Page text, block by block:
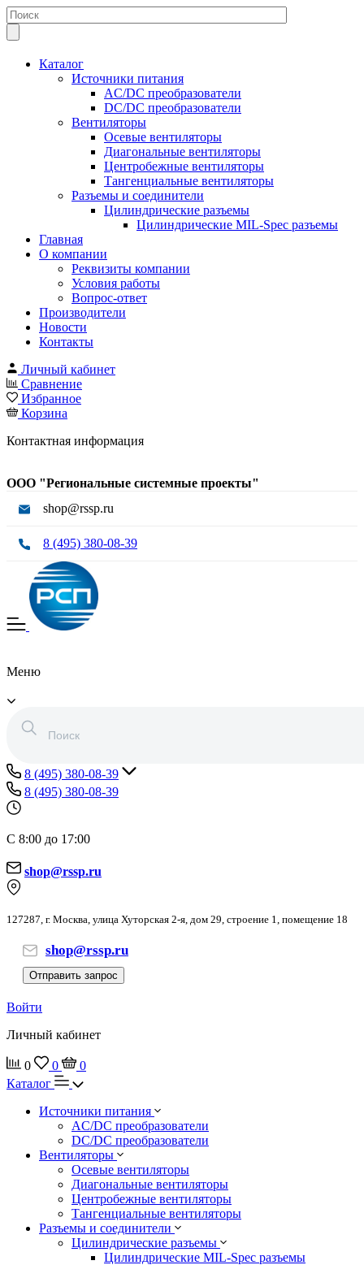
Каталог
Источники питания
AC/DC преобразователи
DC/DC преобразователи
Вентиляторы
Осевые вентиляторы
Диагональные вентиляторы
Центробежные вентиляторы
Тангенциальные вентиляторы
Разъемы и соединители
Цилиндрические разъемы
Цилиндрические MIL-Spec разъемы
Главная
О компании
Реквизиты компании
Условия работы
Вопрос-ответ
Производители
Новости
Контакты
Личный кабинет
Сравнение
Избранное
Корзина
Контактная информация
ООО "Региональные системные проекты"
shop@rssp.ru
8 (495) 380-08-39
Меню
8 (495) 380-08-39
8 (495) 380-08-39
С 8:00 до 17:00
shop@rssp.ru
127287, г. Москва, улица Хуторская 2-я, дом 29, строение 1, помещение 18
shop@rssp.ru
Отправить запрос
Войти
Личный кабинет
0 0
0
Каталог
Источники питания
AC/DC преобразователи
DC/DC преобразователи
Вентиляторы
Осевые вентиляторы
Диагональные вентиляторы
Центробежные вентиляторы
Тангенциальные вентиляторы
Разъемы и соединители
Цилиндрические разъемы
Цилиндрические MIL-Spec разъемы